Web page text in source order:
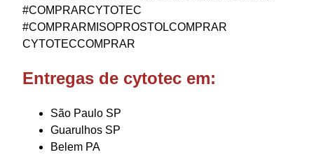
#COMPRARCYTOTEC
#COMPRARMISOPROSTOLCOMPRAR
CYTOTECCOMPRAR
Entregas de cytotec em:
São Paulo SP
Guarulhos SP
Belem PA